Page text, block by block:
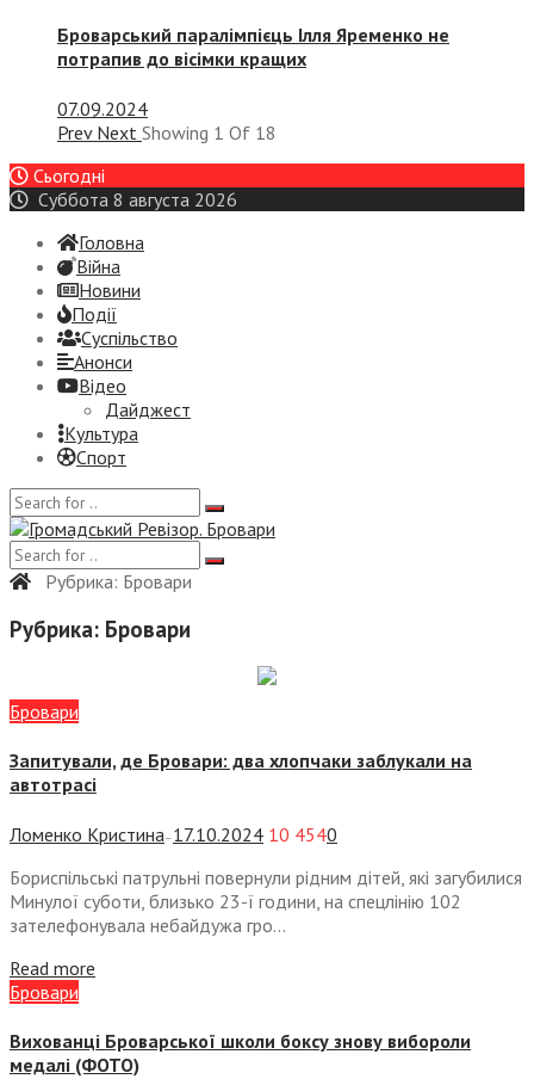
Броварський паралімпієць Ілля Яременко не
потрапив до вісімки кращих
07.09.2024
Prev Next Showing 1 Of 18
Сьогодні
Суббота 8 августа 2026
Головна
Війна
Новини
Події
Суспiльство
Анонси
Відео
Дайджест
Культура
Спорт
Рубрика: Бровари
Рубрика: Бровари
Бровари
Запитували, де Бровари: два хлопчаки заблукали на
автотрасі
Ломенко Кристина — 17.10.2024 10 4540
Бориспільські патрульні повернули рідним дітей, які загубилися
Минулої суботи, близько 23-ї години, на спецлінію 102
зателефонувала небайдужа гро...
Read more
Бровари
Вихованці Броварської школи боксу знову вибороли
медалі (ФОТО)